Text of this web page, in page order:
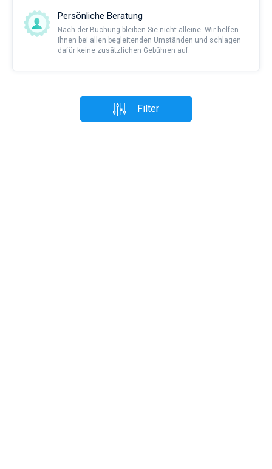
Persönliche Beratung
Nach der Buchung bleiben Sie nicht alleine. Wir helfen
Ihnen bei allen begleitenden Umständen und schlagen
dafür keine zusätzlichen Gebühren auf.
Filter